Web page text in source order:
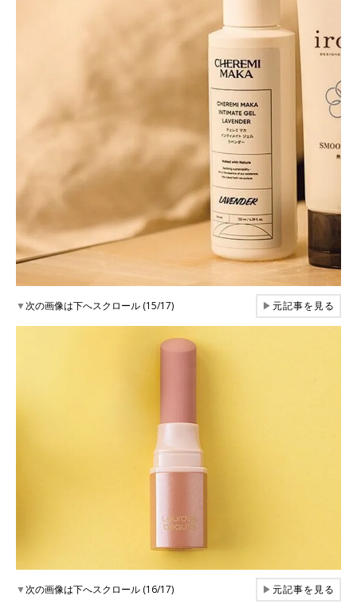
▼次の画像は下へスクロール (15/17) ▶元記事を見る
▼次の画像は下へスクロール (16/17) ▶元記事を見る